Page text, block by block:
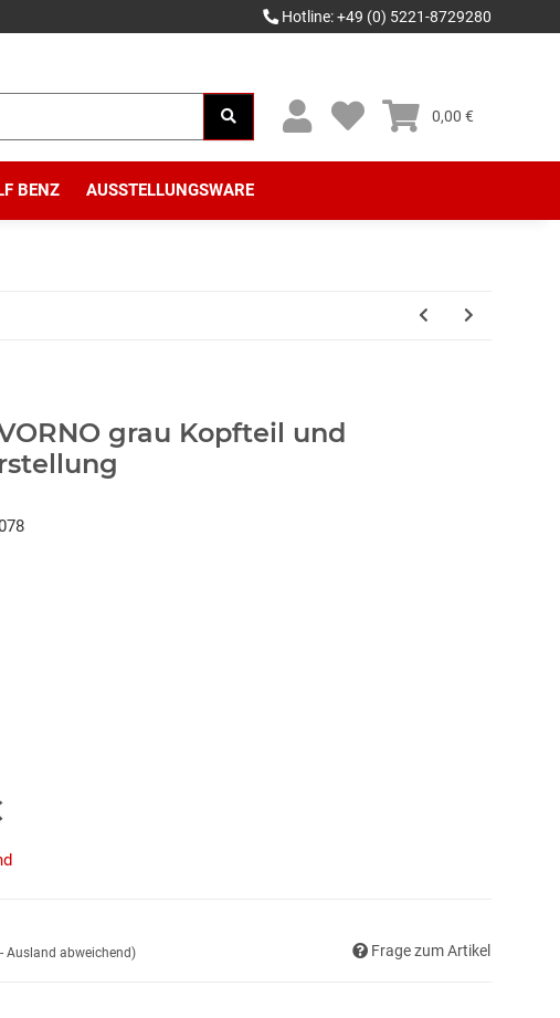
Hotline: +49 (0) 5221-8729280
0,00 €
BENZ AUSSTELLUNGSWARE
grau Kopfteil und
Ausland abweichend) Frage zum Artikel